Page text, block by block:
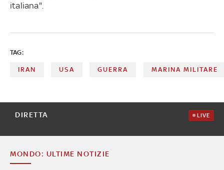
italiana".
TAG:
IRAN USA GUERRA MARINA MILITARE
DIRETTA LIVE
MONDO: ULTIME NOTIZIE